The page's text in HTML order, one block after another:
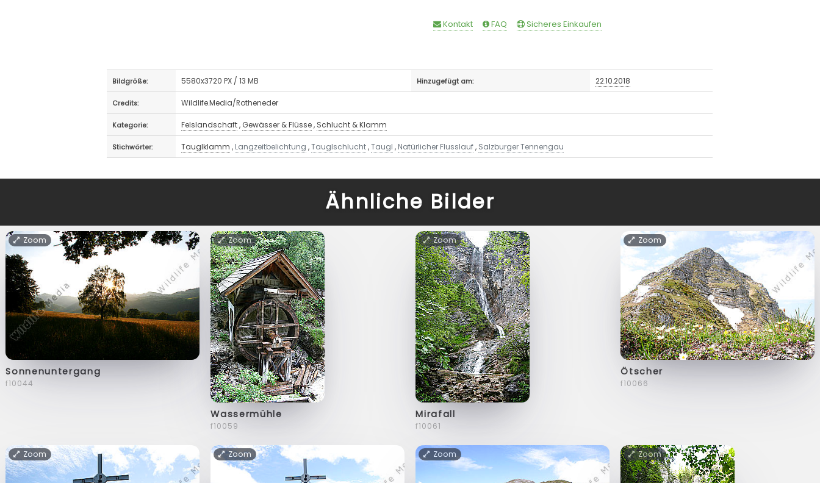
Kontakt FAQ Sicheres Einkaufen
Bildgröße: 5580x3720 PX / 13 MB Hinzugefügt am: 22.10.2018
Credits: Wildlife.Media/Rotheneder
Kategorie: Felslandschaft, Gewässer & Flüsse, Schlucht & Klamm
Stichwörter: Tauglklamm , Langzeitbelichtung ,Tauglschlucht,Taugl , Natürlicher Flusslauf, Salzburger Tennengau
Ähnliche Bilder
Zoom
Sonnenuntergang
f10044
Zoom
Wassermühle
f10059
Zoom
Mirafall
f10061
Zoom
Ötscher
f10066
Zoom Zoom Zoom Zoom